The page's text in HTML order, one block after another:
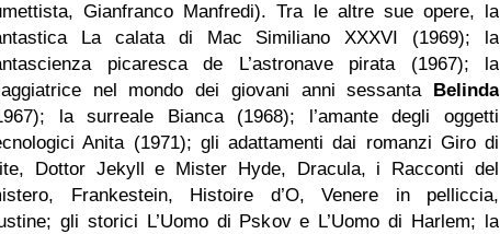
Gianfranco Manfredi). Tra le altre sue opere, la
La calata di Mac Similiano XXXVI (1969); la
picaresca de L’astronave pirata (1967); la
nel mondo dei giovani anni sessanta Belinda
la surreale Bianca (1968); l’amante degli oggetti
Anita (1971); gli adattamenti dai romanzi Giro di
Dottor Jekyll e Mister Hyde, Dracula, i Racconti del
Frankestein, Histoire d’O, Venere in pelliccia,
gli storici L’Uomo di Pskov e L’Uomo di Harlem; la